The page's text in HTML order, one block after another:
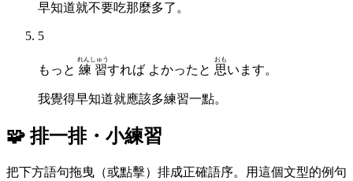
早知道就不要吃那麼多了。
5
もっと 練習
れんしゅう
すれば よかったと 思
おも
います。
我覺得早知道就應該多練習一點。
🧩 排一排・小練習
把下方語句拖曳（或點擊）排成正確語序。用這個文型的例句